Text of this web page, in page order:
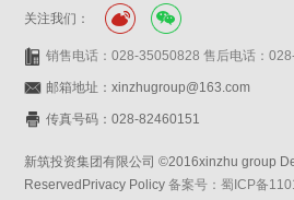
关注我们：
销售电话：028-35050828 售后电话：
邮箱地址：xinzhugroup@163.com
传真号码：028-82460151
新筑投资集团有限公司 ©2016xinzhu group
ReservedPrivacy Policy备案号：蜀ICP备